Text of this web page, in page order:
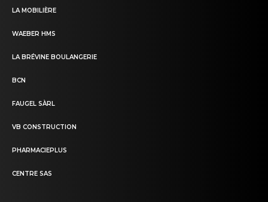
LA MOBILIÈRE
WAEBER HMS
LA BRÉVINE BOULANGERIE
BCN
FAUGEL SÀRL
VB CONSTRUCTION
PHARMACIEPLUS
CENTRE SAS